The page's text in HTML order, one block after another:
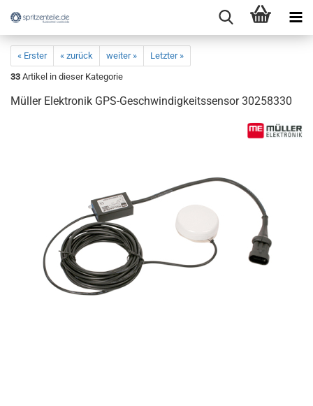
« Erster « zurück weiter »
Letzter »
33 Artikel in dieser Kategorie
Müller Elektronik GPS-Geschwindigkeitssensor 30258330